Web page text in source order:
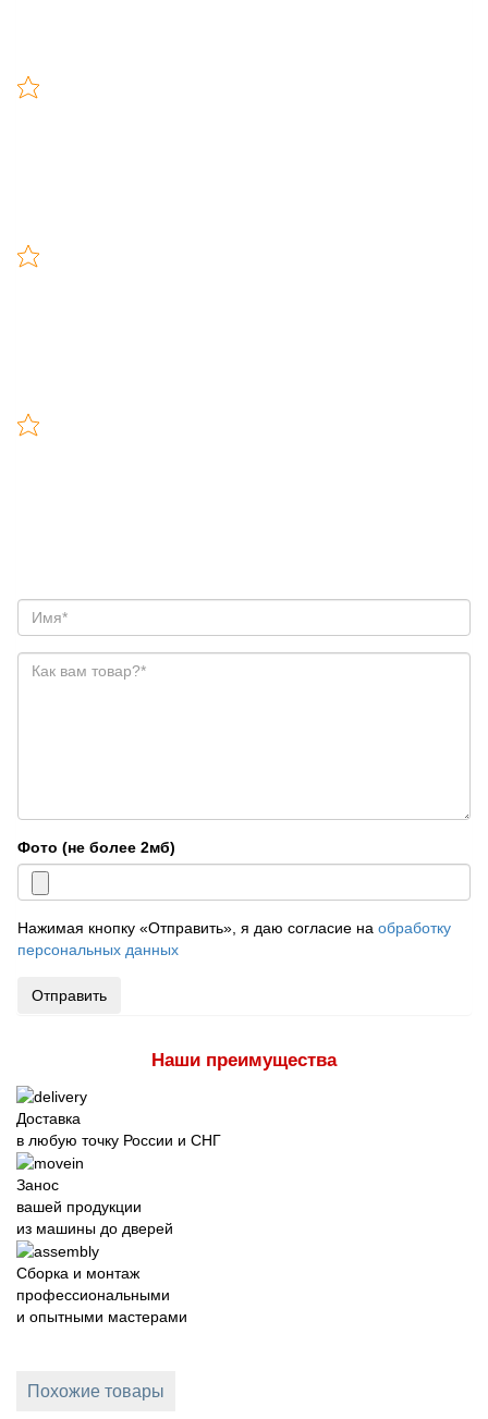
Фото (не более 2мб)
Нажимая кнопку «Отправить», я даю согласие на обработку
персональных данных
Отправить
Наши преимущества
Доставка
в любую точку России и СНГ
Занос
вашей продукции
из машины до дверей
Сборка и монтаж
профессиональными
и опытными мастерами
Похожие товары